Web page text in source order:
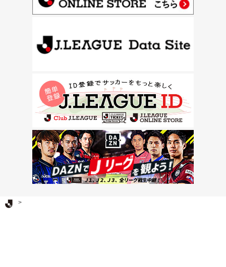
Ｊリーグ TOP